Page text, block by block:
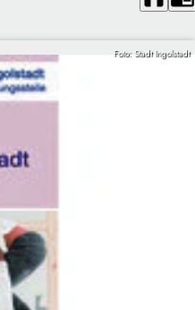
Foto: Stadt Ingolstadt